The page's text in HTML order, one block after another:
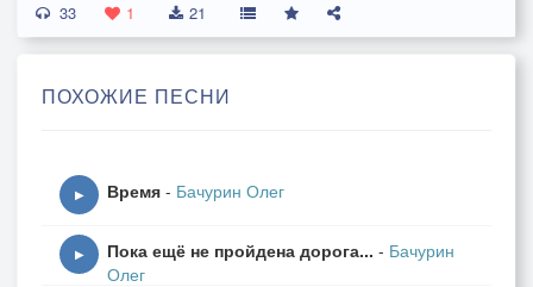
Сидим прижавшись друг к другу, рядом,
В свободный вечер.
На этом свете?
И свежий ветер.
Мы снова дети.
33 1 21
ПОХОЖИЕ ПЕСНИ
▶ Время - Бачурин Олег
▶ Пока ещё не пройдена дорога... - Бачурин
Олег